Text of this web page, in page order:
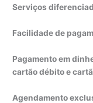
Serviços
Facilidade de
Pagamento em
cartão débito e
Agendamento